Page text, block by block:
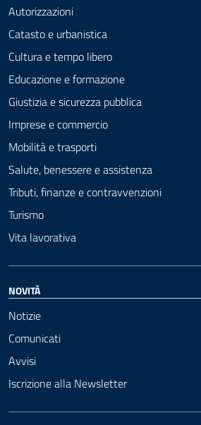
Autorizzazioni
Catasto e urbanistica
Cultura e tempo libero
Educazione e formazione
Giustizia e sicurezza pubblica
Imprese e commercio
Mobilità e trasporti
Salute, benessere e assistenza
Tributi, finanze e contravvenzioni
Turismo
Vita lavorativa
NOVITÀ
Notizie
Comunicati
Avvisi
Iscrizione alla Newsletter